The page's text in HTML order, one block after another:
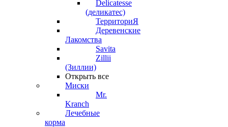
Delicatesse
(деликатес)
ТерриториЯ
Деревенские
Лакомства
Savita
Zillii
(Зиллии)
Открыть все
Миски
Mr.
Kranch
Лечебные
корма